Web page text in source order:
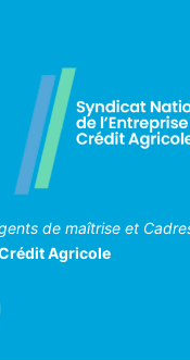
de maîtrise et
Agricole